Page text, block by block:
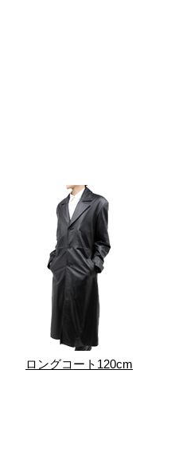
ロングコート120cm